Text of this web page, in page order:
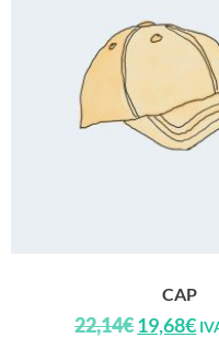
CAP
22,14€19,68€